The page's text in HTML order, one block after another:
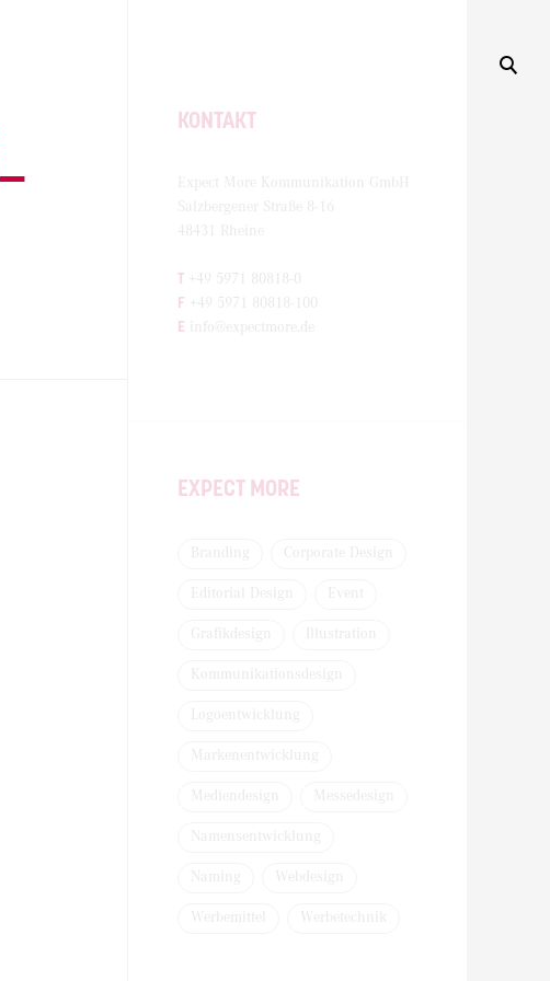
KONTAKT
Expect More Kommunikation GmbH
Salzbergener Straße 8-16
48431 Rheine
T +49 5971 80818-0
F +49 5971 80818-100
E info@expectmore.de
EXPECT MORE
Branding Corporate Design
Editorial Design
Grafikdesign
Kommunikationsdesign
Logoentwicklung
Markenentwicklung
Mediendesign Messedesign
Namensentwicklung
Naming Webdesign